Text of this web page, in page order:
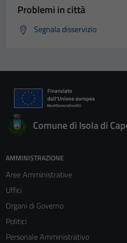
Problemi in città
Segnala disservizio
Comune di Isola di
AMMINISTRAZIONE
Aree Amministrative
Uffici
Organi di Governo
Politici
Personale Amministrativo